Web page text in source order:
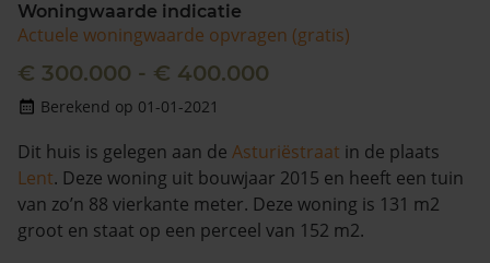
Woningwaarde indicatie
Actuele woningwaarde opvragen (gratis)
€ 300.000 - € 400.000
Berekend op 01-01-2021
Dit huis is gelegen aan de Asturiëstraat in de plaats
Lent. Deze woning uit bouwjaar 2015 en heeft een tuin
van zo’n 88 vierkante meter. Deze woning is 131 m2
groot en staat op een perceel van 152 m2.